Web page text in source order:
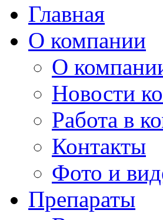
Главная
О компании
О
Новости
Работа в
Контакты
Фото и
Препараты